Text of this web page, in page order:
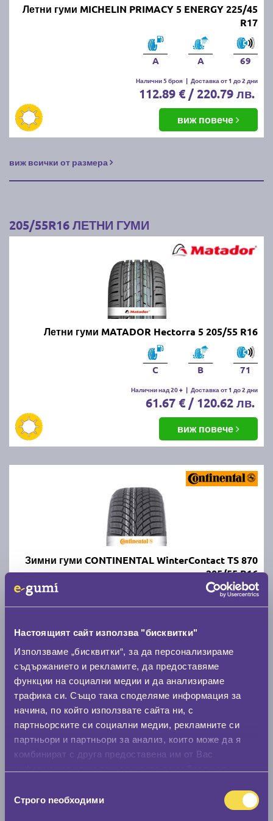
Настоящият сайт използва "бисквитки"
Използваме „бисквитки“, за да персонализираме
съдържанието и рекламите, да предоставяме
функции на социални медии и да анализираме
трафика си. Също така споделяме информация за
начина, по който използвате сайта ни, с
партньорските си социални медии, рекламните си
партньори и партньори за анализ, които може да я
комбинират с друга предоставена им от Вас
наСтрого nеобходими
Летни гуми MICHELIN PRIMACY 5 ENERGY 225/45
R17
A A 69
Налични 5 броя | Доставка от 1 до 2 дни
112.89 € / 220.79 лв.
виж повече
виж всички от размера
205/55R16 ЛЕТНИ ГУМИ
Летни гуми MATADOR Hectorra 5 205/55 R16
C B 71
Налични над 20 + | Доставка от 1 до 2 дни
61.67 € / 120.62 лв.
виж повече
Зимни гуми CONTINENTAL WinterContact TS 870
205/55 R16
C B 70
Налични над 20 + | Доставка от 1 до 2 дни
виж повече
Летни гуми UNIROYAL RainSport 5 205/55 R16